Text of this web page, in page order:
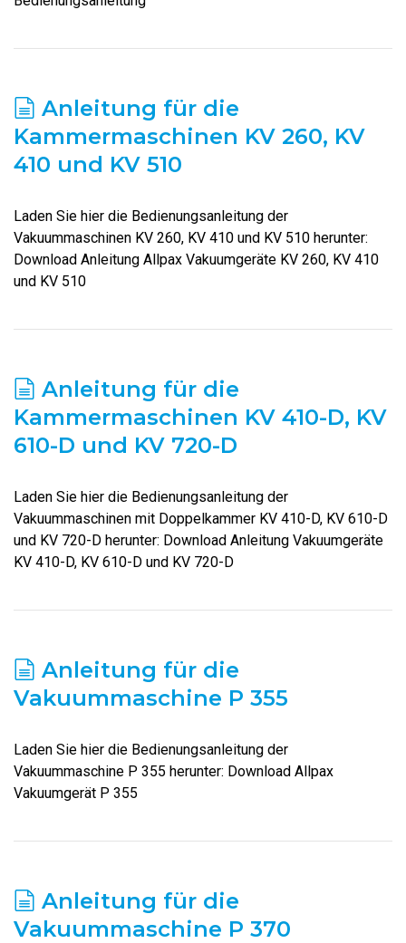
Anleitung für die
Kammermaschinen KV 260, KV
410 und KV 510
Laden Sie hier die Bedienungsanleitung der
Vakuummaschinen KV 260, KV 410 und KV 510 herunter:
Download Anleitung Allpax Vakuumgeräte KV 260, KV 410
und KV 510
Anleitung für die
Kammermaschinen KV 410-D, KV
610-D und KV 720-D
Laden Sie hier die Bedienungsanleitung der
Vakuummaschinen mit Doppelkammer KV 410-D, KV 610-D
und KV 720-D herunter: Download Anleitung Vakuumgeräte
KV 410-D, KV 610-D und KV 720-D
Anleitung für die
Vakuummaschine P 355
Laden Sie hier die Bedienungsanleitung der
Vakuummaschine P 355 herunter: Download Allpax
Vakuumgerät P 355
Anleitung für die
Vakuummaschine P 370